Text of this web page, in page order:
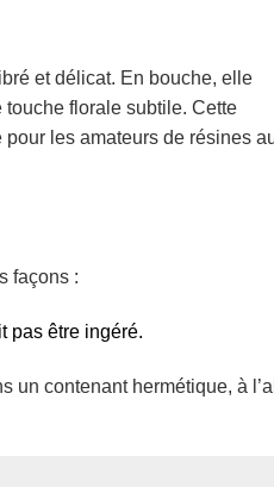
et délicat. En bouche, elle
touche florale subtile. Cette
les amateurs de résines
façons :
pas être ingéré.
un contenant hermétique, à